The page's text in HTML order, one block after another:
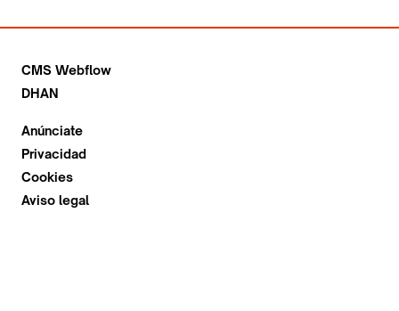
CMS Webflow
DHAN
Anúnciate
Privacidad
Cookies
Aviso legal